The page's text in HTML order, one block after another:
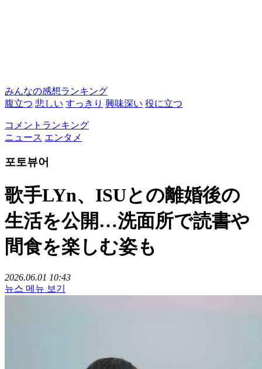
みんなの感想ランキング
腹立つ 悲しい すっきり 興味深い 役に立つ
コメントランキング
ニュース エンタメ
포토뷰어
歌手LYn、ISUとの離婚後の
生活を公開…洗面所で読書や
間食を楽しむ姿も
2026.06.01 10:43
뉴스 메뉴 보기